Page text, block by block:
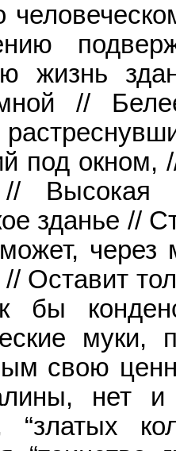
жизнь
//
под
// Высокая
зданье //
через
// Оставит
бы
муки,
свою
нет и
“златых